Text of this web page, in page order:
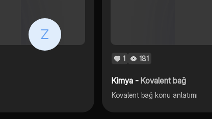
Z
1 181
Kimya - Kovalent bağ
Kovalent bağ konu anlatımı